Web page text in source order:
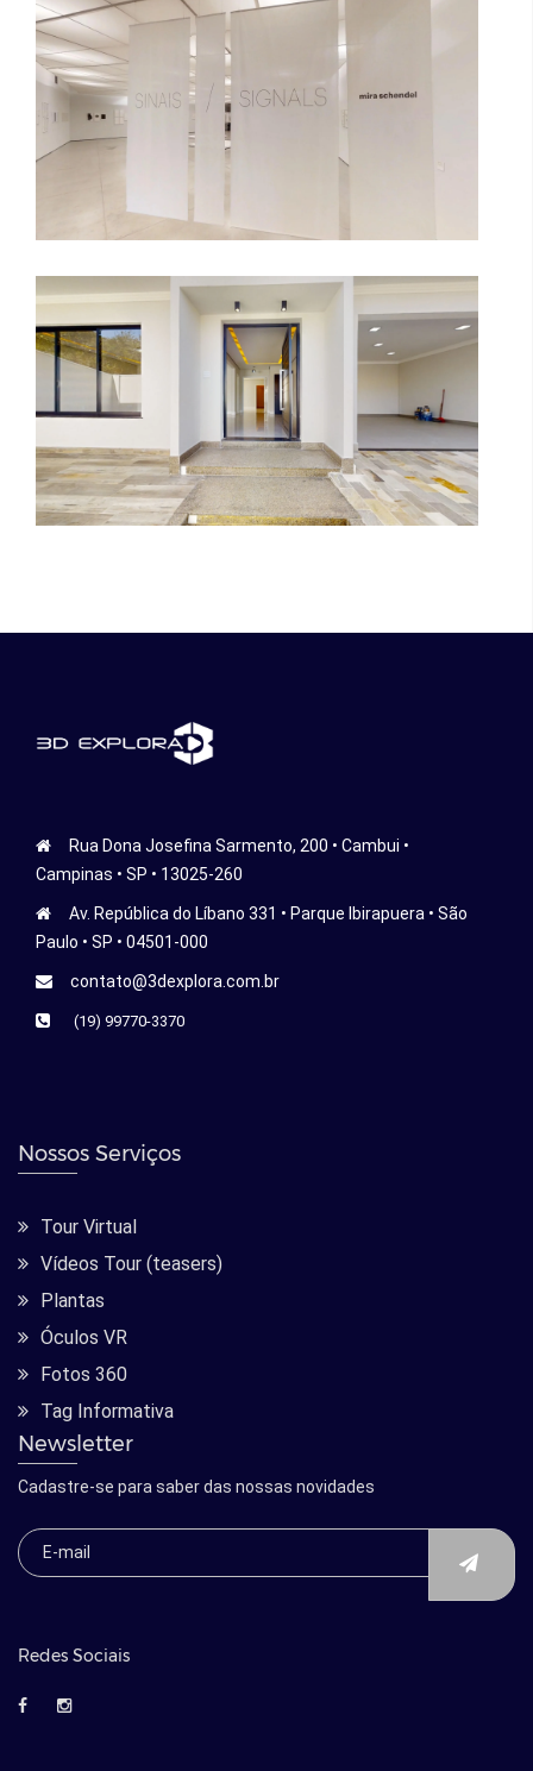
Casa Cidade Universitária
Rua Dona Josefina Sarmento, 200 • Cambui •
Campinas • SP • 13025-260
Av. República do Líbano 331 • Parque Ibirapuera • São
Paulo • SP • 04501-000
contato@3dexplora.com.br
(19) 99770-3370
Nossos Serviços
Tour Virtual
Vídeos Tour (teasers)
Plantas
Óculos VR
Fotos 360
Tag Informativa
Newsletter
Cadastre-se para saber das nossas novidades
Redes Sociais